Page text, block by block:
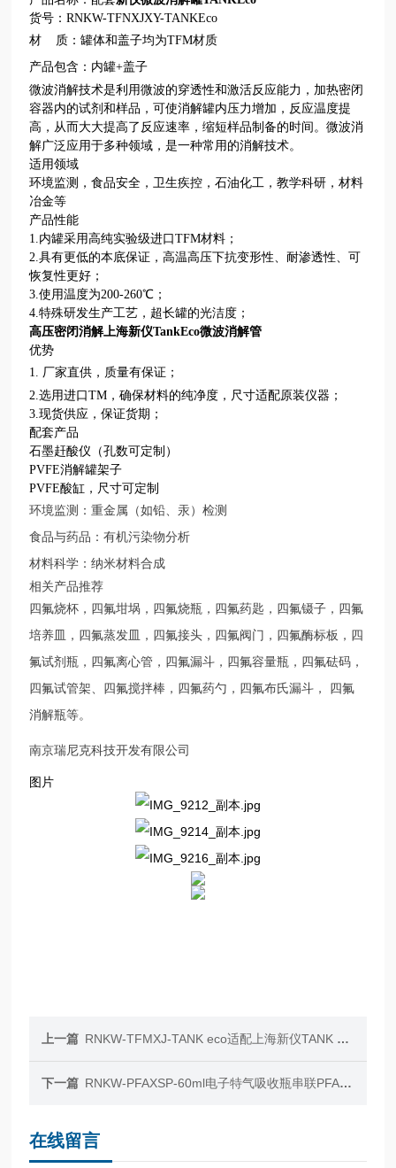
货号 ：RNKW-TFNXJXY-TANKEco
材
质：罐体和盖子均为TFM材质
产品包含：内罐+盖子
微波消解技术是利用微波的穿透性和激活反应能力，加热密闭
容器内的试剂和样品，可使消解罐内压力增加，反应温度提
高，从而大大提高了反应速率，缩短样品制备的时间。微波消
解广泛应用于多种领域，是一种常用的消解技术。
适用领域
环境监测，食品安全，卫生疾控，石油化工，教学科研，材料
冶金等
产品性能
1.内罐采用高纯实验级进口TFM材料；
2.具有更低的本底保证，高温高压下抗变形性、耐渗透性、可
恢复性更好 ；
3.使用温度为200-260℃；
4.特殊研发生产工艺，超长罐的光洁度；
高压密闭消解上海新仪TankEco微波消解管
优势
1. 厂家直供，质量有保证；
2.选用进口TM，确保材料的纯净度， 尺寸适配原装仪器；
3.现货供应，保证货期；
配套产品
石墨赶酸仪（孔数可定制）
PVFE消解罐架子
PVFE酸缸，尺寸可定制
环境监测：重金属（如铅、汞）检测
食品与药品：有机污染物分析
材料科学：纳米材料合成
相关产品推荐
四氟烧杯，四氟坩埚，四氟烧瓶，四氟药匙，四氟镊子，四氟
培养皿，四氟蒸发皿，四氟接头，四氟阀门，四氟酶标板，四
氟试剂瓶，四氟离心管，四氟漏斗，四氟容量瓶，四氟砝码，
四氟试管架、四氟搅拌棒，四氟药勺，四氟布氏漏斗，
四氟
消解瓶等。
南京瑞尼克科技开发有限公司
图片
上一篇 RNKW-TFMXJ-TANK eco适配上海新仪TANK eco微波消解管TFM消解罐
下一篇 RNKW-PFAXSP-60ml电子特气吸收瓶串联PFA连续反应瓶60ml密封
在线留言